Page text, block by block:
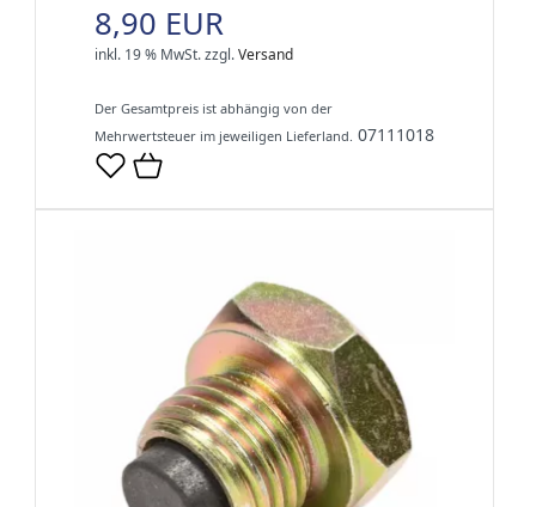
8,90 EUR
inkl. 19 % MwSt.zzgl.Versand
Der Gesamtpreis ist abhängig von der
Mehrwertsteuer im jeweiligen Lieferland. 07111018